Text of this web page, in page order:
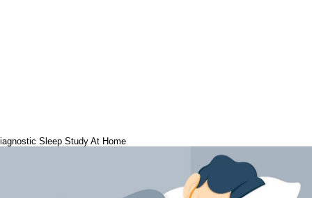
Sleep Study At Home